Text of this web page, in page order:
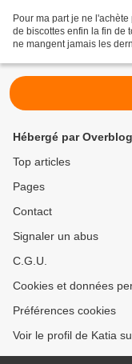
Pour ma part je ne
de biscottes enfin la fin de
ne mangent jamais les
Hébergé par Overblog
Top articles
Pages
Contact
Signaler un abus
C.G.U.
Cookies et données
Préférences cookies
Voir le profil de Katia